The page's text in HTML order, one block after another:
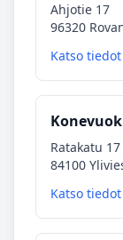
Ahjotie 17
96320
Katso
Ratakatu 17
84100
Katso